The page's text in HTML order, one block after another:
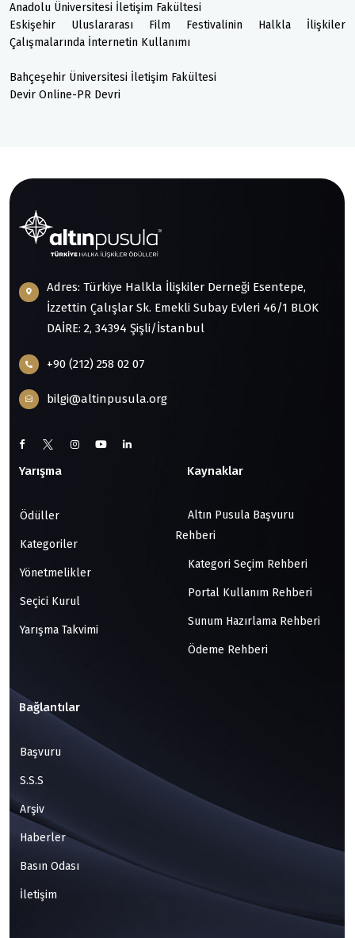
Anadolu Üniversitesi İletişim Fakültesi
Eskişehir Uluslararası Film Festivalinin Halkla İlişkiler
Çalışmalarında İnternetin Kullanımı
Bahçeşehir Üniversitesi İletişim Fakültesi
Devir Online-PR Devri
Adres: Türkiye Halkla İlişkiler Derneği Esentepe,
İzzettin Çalışlar Sk. Emekli Subay Evleri 46/1 BLOK
DAİRE: 2, 34394 Şişli/İstanbul
+90 (212) 258 02 07
bilgi@altinpusula.org
Yarışma
Ödüller
Kategoriler
Yönetmelikler
Seçici Kurul
Yarışma Takvimi
Kaynaklar
Altın Pusula Başvuru
Rehberi
Kategori Seçim Rehberi
Portal Kullanım Rehberi
Sunum Hazırlama Rehberi
Ödeme Rehberi
Bağlantılar
Başvuru
S.S.S
Arşiv
Haberler
Basın Odası
İletişim